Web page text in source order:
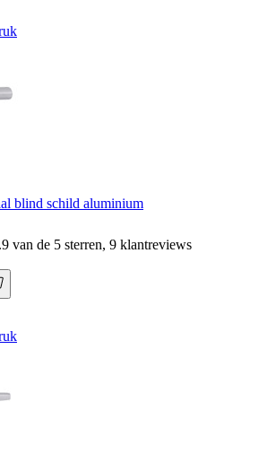
blind schild aluminium
van de 5 sterren, 9 klantreviews